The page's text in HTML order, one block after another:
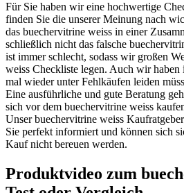
Für Sie haben wir eine hochwertige
finden Sie die unserer Meinung nach
das buechervitrine weiss in einer
schließlich nicht das falsche
ist immer schlecht, sodass wir großen
weiss Checkliste legen. Auch wir haben
mal wieder unter Fehlkäufen leiden
Eine ausführliche und gute Beratung
sich vor dem buechervitrine weiss
Unser buechervitrine weiss
Sie perfekt informiert und können sich
Kauf nicht bereuen werden.
Produktvideo zum